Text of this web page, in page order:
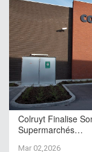
Colruyt Finalise
Supermarchés…
Mar 02,2026